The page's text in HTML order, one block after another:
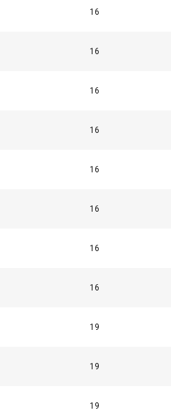
16
16
16
16
16
16
16
16
19
19
19